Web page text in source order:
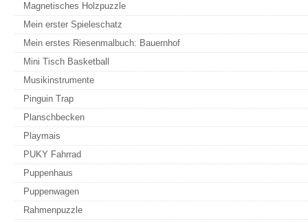
Magnetisches Holzpuzzle
Mein erster Spieleschatz
Mein erstes Riesenmalbuch: Bauernhof
Mini Tisch Basketball
Musikinstrumente
Pinguin Trap
Planschbecken
Playmais
PUKY Fahrrad
Puppenhaus
Puppenwagen
Rahmenpuzzle